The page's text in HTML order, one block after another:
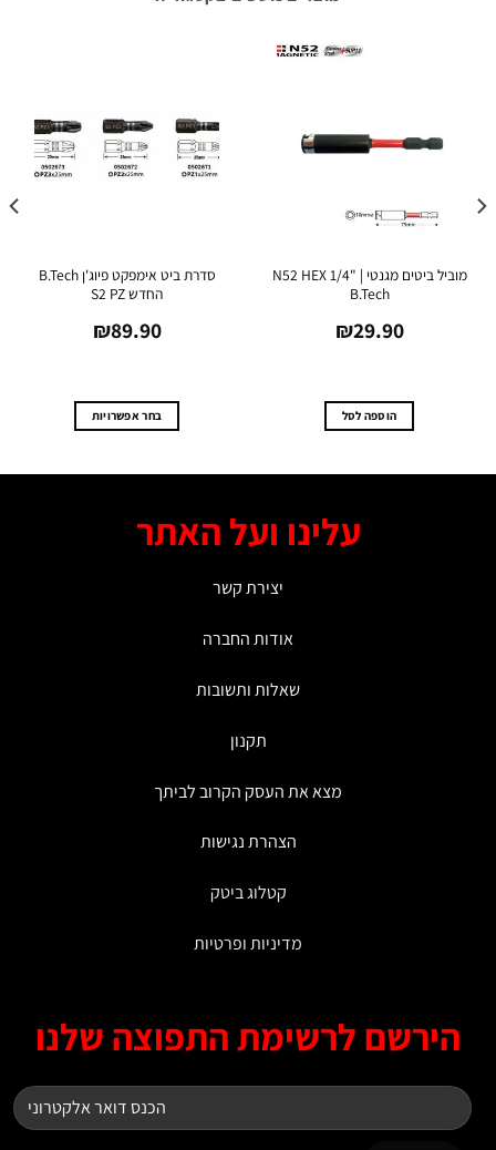
מוביל ביטים מגנטי N52 HEX 1/4" |
₪29.90
הוספה לסל
סדרת ביט אימפקט פיוג'ן B.Tech
₪89.90
בחר אפשרויות
סוגים. עלינו ועל האתר
יצירת קשר
אודות החברה
שאלות ותשובות
מצא את העסק הקרוב לביתך
הצהרת נגישות
קטלוג ביטק
מדיניות ופרטיות
לרשימת התפוצה שלנו